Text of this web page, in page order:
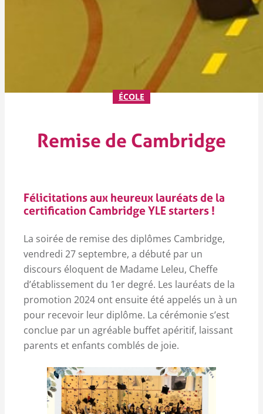
ÉCOLE
Remise de Cambridge
Félicitations aux heureux lauréats de la
certification Cambridge YLE starters !
La soirée de remise des diplômes Cambridge,
vendredi 27 septembre, a débuté par un
discours éloquent de Madame Leleu, Cheffe
d’établissement du 1er degré. Les lauréats de la
promotion 2024 ont ensuite été appelés un à un
pour recevoir leur diplôme. La cérémonie s’est
conclue par un agréable buffet apéritif, laissant
parents et enfants comblés de joie.